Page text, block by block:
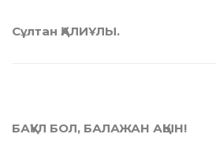
Сұлтан ҚАЛИҰЛЫ.
БАҚҰЛ БОЛ, БАЛАЖАН АҚЫН!